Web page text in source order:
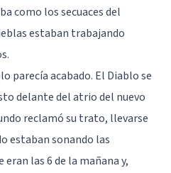
como los secuaces del
estaban trabajando
parecía acabado. El Diablo se
delante del atrio del nuevo
reclamó su trato, llevarse
estaban sonando las
eran las 6 de la mañana y,